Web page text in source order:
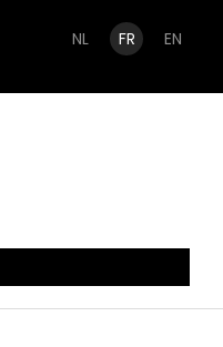
NL FR EN